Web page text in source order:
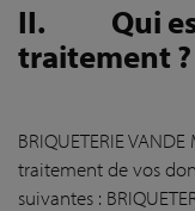
II. Qui
traitement ?
BRIQUETERIE
traitement de vos
suivantes :